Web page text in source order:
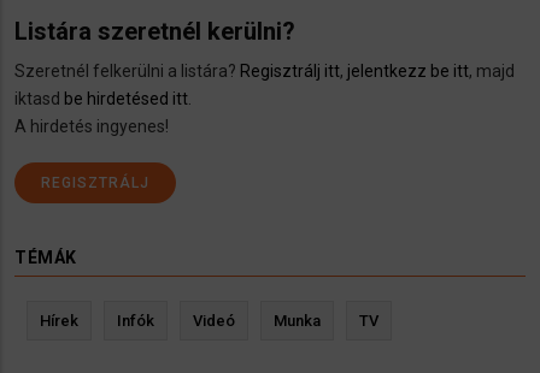
Listára szeretnél kerülni?
Szeretnél felkerülni a listára? Regisztrálj itt, jelentkezz be itt, majd
iktasd be hirdetésed itt
A hirdetés ingyenes!
REGISZTRÁLJ
TÉMÁK
Hírek Infók Videó Munka TV